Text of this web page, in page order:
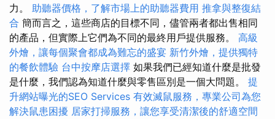
力。 助聽器價格，了解市場上的助聽器費用 推拿與整復結
合 簡而言之，這些商店的目標不同，儘管兩者都出售相同
的產品，但實際上它們為不同的最終用戶提供服務。 高級
外燴，讓每個聚會都成為難忘的盛宴 新竹外燴，提供獨特
的餐飲體驗 台中按摩店選擇 如果我們已經知道什麼是批發
是什麼，我們認為知道什麼與零售區別是一個大問題。 提
升網站曝光的SEO Services 有效滅鼠服務，專業公司為您
解決鼠患困擾 居家打掃服務，讓您享受清潔後的舒適空間